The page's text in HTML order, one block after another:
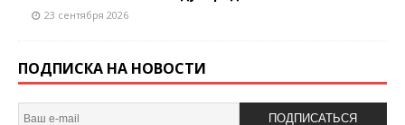
23 сентября 2026
ПОДПИСКА НА НОВОСТИ
ПОДПИСАТЬСЯ